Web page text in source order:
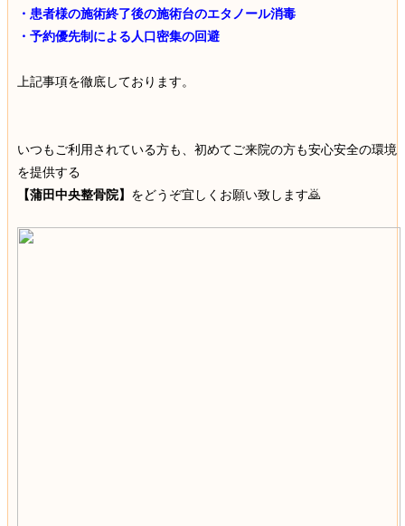
・患者様の施術終了後の施術台のエタノール消毒
・予約優先制による人口密集の回避
上記事項を徹底しております。
いつもご利用されている方も、初めてご来院の方も安心安全の環境
を提供する
【蒲田中央整骨院】 をどうぞ宜しくお願い致します🙇